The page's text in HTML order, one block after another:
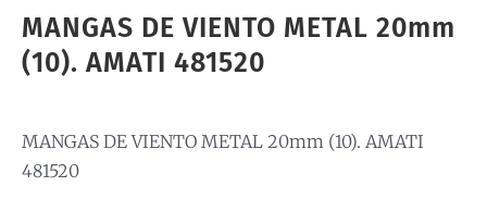
MANGAS DE VIENTO METAL 20mm
(10). AMATI 481520
MANGAS DE VIENTO METAL 20mm (10). AMATI
481520